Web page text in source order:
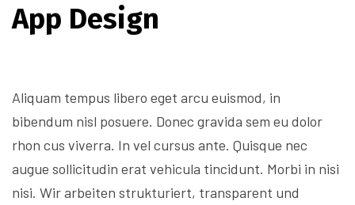
App Design
Aliquam tempus libero eget arcu euismod, in
bibendum nisl posuere. Donec gravida sem eu dolor
rhon cus viverra. In vel cursus ante. Quisque nec
augue sollicitudin erat vehicula tincidunt. Morbi in nisi
nisi. Wir arbeiten strukturiert, transparent und